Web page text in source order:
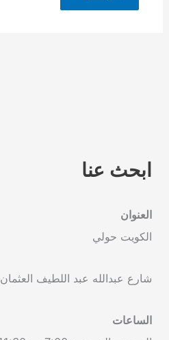
ابحث عنا
العنوان
الكويت حولي
شارع عبدالله عبد اللطيف العثمان
الساعات